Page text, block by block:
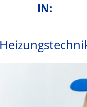
IN: